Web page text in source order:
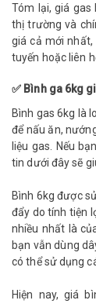
Tóm lại, giá gas
thị trường và
giá cả mới
tuyến hoặc liên
✅ Bình ga 6kg
Bình gas 6kg là
để nấu ăn,
liệu gas. Nếu
tin dưới đây sẽ
Bình 6kg được
đẩy do tính tiện
nhiều nhất là
bạn vẫn dùng
có thể sử dụng
Hiện nay, giá